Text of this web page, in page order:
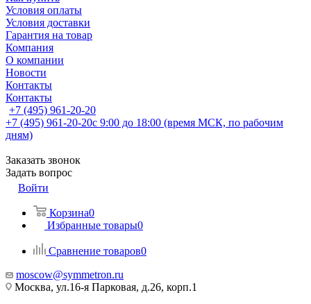
Условия оплаты
Условия доставки
Гарантия на товар
Компания
О компании
Новости
Контакты
Контакты
+7 (495) 961-20-20
+7 (495) 961-20-20с 9:00 до 18:00 (время МСК, по рабочим
дням)
Заказать звонок
Задать вопрос
Войти
Корзина0
Избранные товары0
Сравнение товаров0
moscow@symmetron.ru
Москва, ул.16-я Парковая, д.26, корп.1